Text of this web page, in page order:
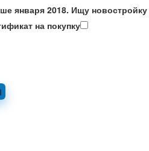
января 2018. Ищу новостройку
на покупку